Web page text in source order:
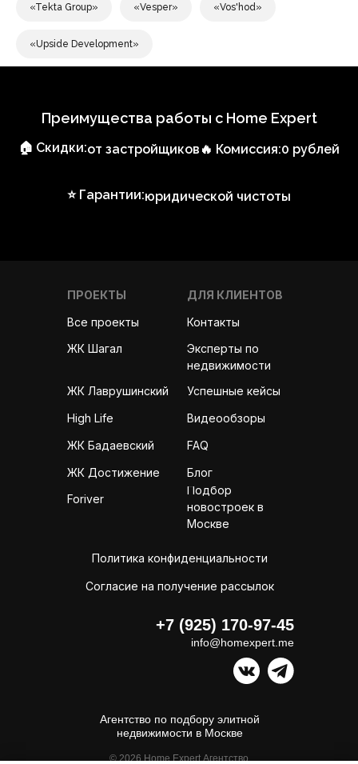
«Tekta Group» «Vesper» «Vos'hod»
«Upside Development»
Преимущества работы с Home Expert
🏠 Скидки:от застройщиков 🔥 Комиссия:0 рублей
⭐ Гарантии:юридической чистоты
ПРОЕКТЫ
Агентство по подбору элитной
недвижимости в Москве
info@homexpert.me
+7 (925) 170-97-45
© 2026 Home Expert Агентство
ДЛЯ КЛИЕНТОВ
Контакты
Эксперты по
недвижимости
Успешные кейсы
Видеообзоры
FAQ
Блог
Подбор
новостроек в
Москве
Политика конфиденциальности
Согласие на получение рассылок
Foriver
ЖК Достижение
ЖК Бадаевский
High Life
ЖК Лаврушинский
ЖК Шагал
Все проекты